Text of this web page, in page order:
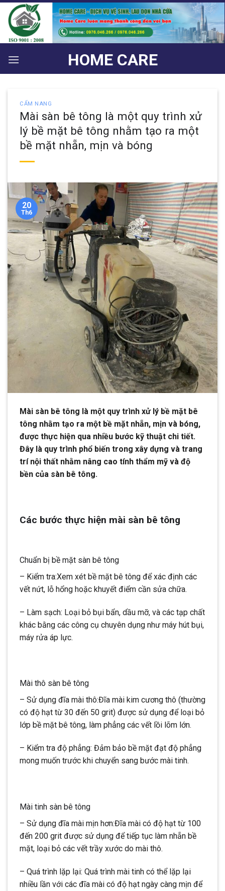
Bỏ
qua
nội
dung
HOME CARE
CẨM NANG
Mài sàn bê tông là một quy trình xử
lý bề mặt bê tông nhằm tạo ra một
bề mặt nhẵn, mịn và bóng
20
Th6
Mài sàn bê tông là một quy trình xử lý bề mặt bê
tông nhằm tạo ra một bề mặt nhẵn, mịn và bóng,
được thực hiện qua nhiều bước kỹ thuật chi tiết.
Đây là quy trình phổ biến trong xây dựng và trang
trí nội thất nhằm nâng cao tính thẩm mỹ và độ
bền của sàn bê tông.
Các bước thực hiện mài sàn bê tông
Chuẩn bị bề mặt sàn bê tông
– Kiểm tra:Xem xét bề mặt bê tông để xác định các
vết nứt, lỗ hổng hoặc khuyết điểm cần sửa chữa.
– Làm sạch: Loại bỏ bụi bẩn, dầu mỡ, và các tạp chất
khác bằng các công cụ chuyên dụng như máy hút bụi,
máy rửa áp lực.
Mài thô sàn bê tông
– Sử dụng đĩa mài thô:Đĩa mài kim cương thô (thường
có độ hạt từ 30 đến 50 grit) được sử dụng để loại bỏ
lớp bề mặt bê tông, làm phẳng các vết lồi lõm lớn.
– Kiểm tra độ phẳng: Đảm bảo bề mặt đạt độ phẳng
mong muốn trước khi chuyển sang bước mài tinh.
Mài tinh sàn bê tông
– Sử dụng đĩa mài mịn hơn:Đĩa mài có độ hạt từ 100
đến 200 grit được sử dụng để tiếp tục làm nhẵn bề
mặt, loại bỏ các vết trầy xước do mài thô.
– Quá trình lặp lại: Quá trình mài tinh có thể lặp lại
nhiều lần với các đĩa mài có độ hạt ngày càng mịn để